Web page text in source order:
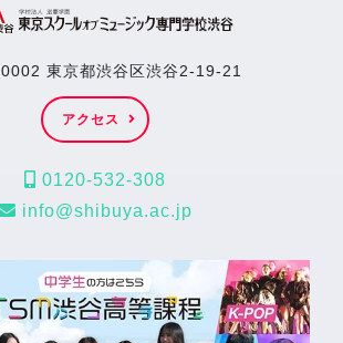
東京都渋谷区渋谷2-19-21
アクセス
0120-532-308
info@shibuya.ac.jp